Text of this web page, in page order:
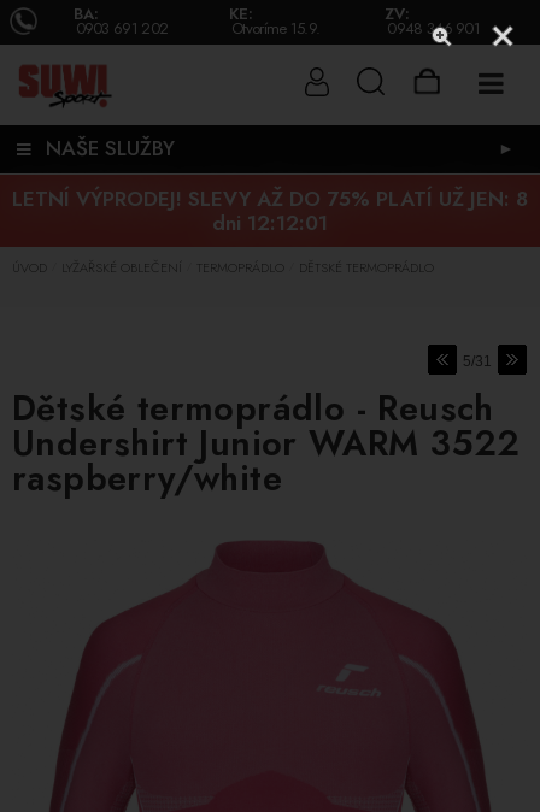
BA:
0903 691 202
KE:
Otvoríme 15.9.
ZV:
0948 346 901
NAŠE SLUŽBY ►
LETNÍ VÝPRODEJ! SLEVY AŽ DO 75% PLATÍ UŽ JEN: 8
dni 12:12:00
ÚVOD LYŽAŘSKÉ OBLEČENÍ TERMOPRÁDLO DĚTSKÉ TERMOPRÁDLO
5/31
Dětské termoprádlo - Reusch
Undershirt Junior WARM 3522
raspberry/white